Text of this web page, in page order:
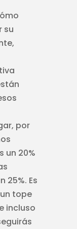
su
por
un 20%
25%. Es
tope
incluso